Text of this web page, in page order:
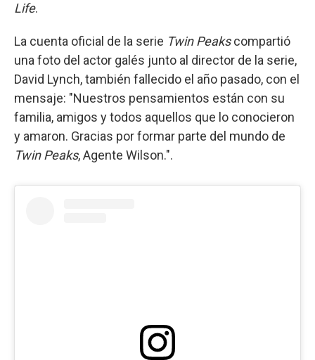
Life.
La cuenta oficial de la serie Twin Peakscompartió
una foto del actor galés junto al director de la serie,
David Lynch, también fallecido el año pasado, con el
mensaje: "Nuestros pensamientos están con su
familia, amigos y todos aquellos que lo conocieron
y amaron. Gracias por formar parte del mundo de
Twin Peaks, Agente Wilson.".